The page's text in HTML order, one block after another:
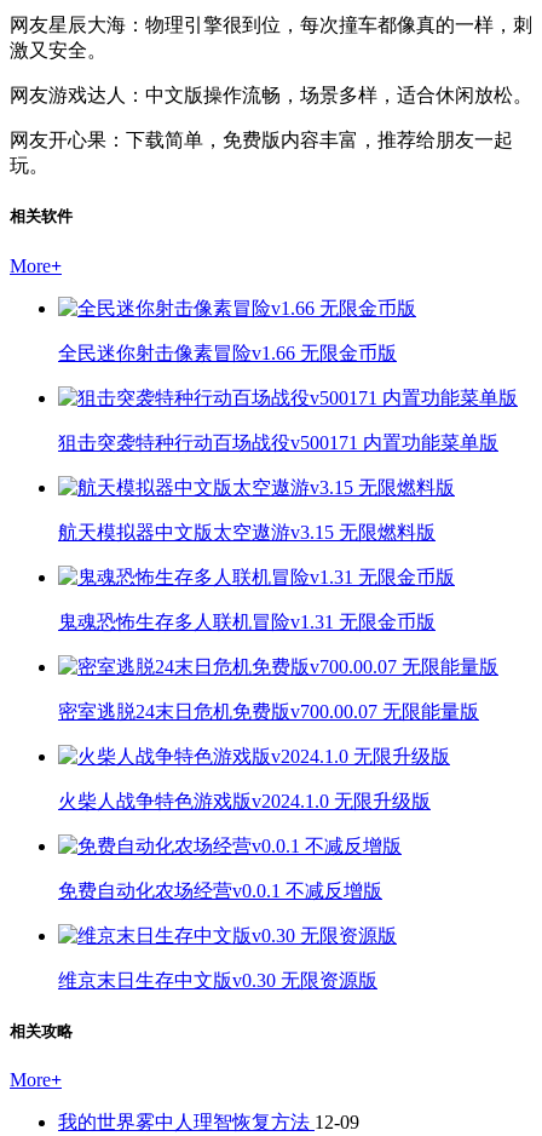
网友星辰大海：物理引擎很到位，每次撞车都像真的一样，刺
激又安全。
网友游戏达人：中文版操作流畅，场景多样，适合休闲放松。
网友开心果：下载简单，免费版内容丰富，推荐给朋友一起
玩。
相关软件
More+
全民迷你射击像素冒险v1.66 无限金币版
狙击突袭特种行动百场战役v500171 内置功能菜单版
航天模拟器中文版太空遨游v3.15 无限燃料版
鬼魂恐怖生存多人联机冒险v1.31 无限金币版
密室逃脱24末日危机免费版v700.00.07 无限能量版
火柴人战争特色游戏版v2024.1.0 无限升级版
免费自动化农场经营v0.0.1 不减反增版
维京末日生存中文版v0.30 无限资源版
相关攻略
More+
我的世界雾中人理智恢复方法 12-09